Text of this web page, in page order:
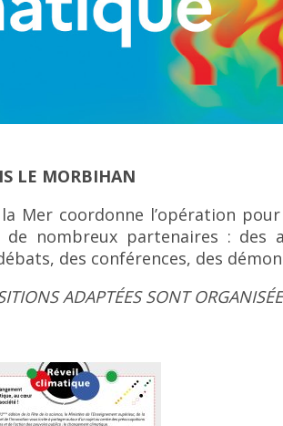
LE MORBIHAN
la Mer coordonne l’opération
nombreux partenaires : des
des conférences, des
ADAPTÉES SONT